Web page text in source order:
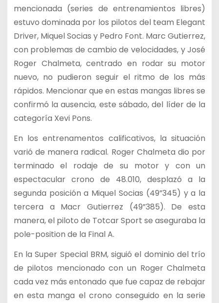
mencionada (series de entrenamientos libres)
estuvo dominada por los pilotos del team Elegant
Driver, Miquel Socias y Pedro Font. Marc Gutierrez,
con problemas de cambio de velocidades, y José
Roger Chalmeta, centrado en rodar su motor
nuevo, no pudieron seguir el ritmo de los más
rápidos. Mencionar que en estas mangas libres se
confirmó la ausencia, este sábado, del líder de la
categoría Xevi Pons.
En los entrenamentos calificativos, la situación
varió de manera radical. Roger Chalmeta dio por
terminado el rodaje de su motor y con un
espectacular crono de 48.010, desplazó a la
segunda posición a Miquel Socias (49”345) y a la
tercera a Macr Gutierrez (49”385). De esta
manera, el piloto de Totcar Sport se aseguraba la
pole-position de la Final A.
En la Super Special BRM, siguió el dominio del trío
de pilotos mencionado con un Roger Chalmeta
cada vez más entonado que fue capaz de rebajar
en esta manga el crono conseguido en la serie